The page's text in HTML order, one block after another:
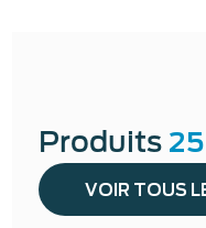
Produits 25
VOIR TOUS